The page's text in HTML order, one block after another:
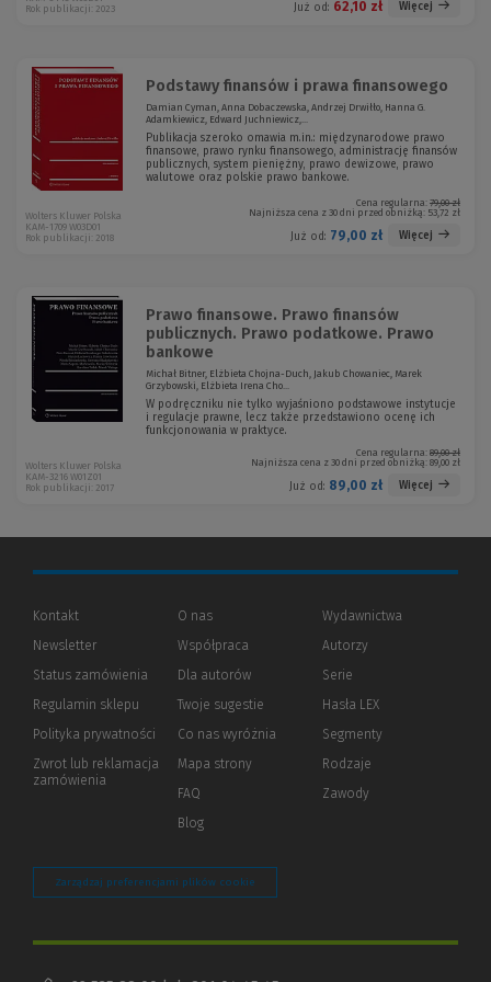
Już od: 62,10 zł Więcej
Rok publikacji: 2023
Podstawy finansów i prawa finansowego
Damian Cyman, Anna Dobaczewska, Andrzej Drwiłło, Hanna G.
Adamkiewicz, Edward Juchniewicz,...
Publikacja szeroko omawia m.in.: międzynarodowe prawo
finansowe, prawo rynku finansowego, administrację finansów
publicznych, system pieniężny, prawo dewizowe, prawo
walutowe oraz polskie prawo bankowe.
Cena regularna: 79,00 zł
Najniższa cena z 30 dni przed obniżką: 53,72 zł
Już od: 79,00 zł Więcej
Wolters Kluwer Polska
KAM-1709 W03D01
Rok publikacji: 2018
Prawo finansowe. Prawo finansów
publicznych. Prawo podatkowe. Prawo
bankowe
Michał Bitner, Elżbieta Chojna-Duch, Jakub Chowaniec, Marek
Grzybowski, Elżbieta Irena Cho...
W podręczniku nie tylko wyjaśniono podstawowe instytucje
i regulacje prawne, lecz także przedstawiono ocenę ich
funkcjonowania w praktyce.
Cena regularna: 89,00 zł
Najniższa cena z 30 dni przed obniżką: 89,00 zł
Już od: 89,00 zł Więcej
Wolters Kluwer Polska
KAM-3216 W01Z01
Rok publikacji: 2017
Kontakt
Newsletter
Status zamówienia
Regulamin sklepu
Polityka prywatności (Nowe
(Link
innej
Zwrot lub reklamacja
zamówienia
O nas
Współpraca
Dla autorów(Nowe
(Link
innej
strony)
Twoje sugestie
Co nas wyróżnia
Mapa strony
FAQ
Blog
Wydawnictwa
Autorzy
Serie
Hasła LEX
Segmenty
Rodzaje
Zawody
Zarządzaj preferencjami plików cookie